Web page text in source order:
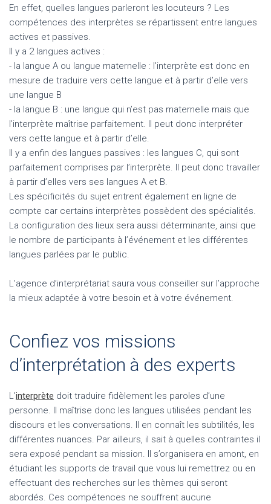
En effet, quelles langues parleront les locuteurs ? Les
compétences des interprètes se répartissent entre langues
actives et passives.
Il y a 2 langues actives :
- la langue A ou langue maternelle : l’interprète est donc en
mesure de traduire vers cette langue et à partir d’elle vers
une langue B
- la langue B : une langue qui n’est pas maternelle mais que
l’interprète maîtrise parfaitement. Il peut donc interpréter
vers cette langue et à partir d’elle.
Il y a enfin des langues passives : les langues C, qui sont
parfaitement comprises par l’interprète. Il peut donc travailler
à partir d’elles vers ses langues A et B.
Les spécificités du sujet entrent également en ligne de
compte car certains interprètes possèdent des spécialités.
La configuration des lieux sera aussi déterminante, ainsi que
le nombre de participants à l’événement et les différentes
langues parlées par le public.
L’agence d’interprétariat saura vous conseiller sur l’approche
la mieux adaptée à votre besoin et à votre événement.
Confiez vos missions
d’interprétation à des experts
L’interprète doit traduire fidèlement les paroles d’une
personne. Il maîtrise donc les langues utilisées pendant les
discours et les conversations. Il en connaît les subtilités, les
différentes nuances. Par ailleurs, il sait à quelles contraintes il
sera exposé pendant sa mission. Il s’organisera en amont, en
étudiant les supports de travail que vous lui remettrez ou en
effectuant des recherches sur les thèmes qui seront
abordés. Ces compétences ne souffrent aucune